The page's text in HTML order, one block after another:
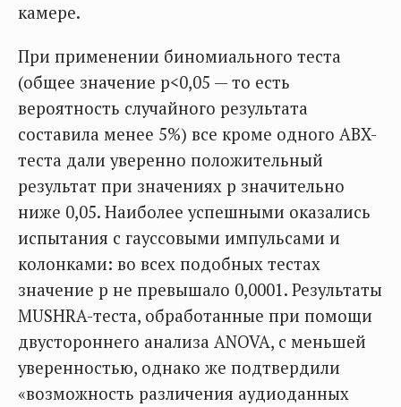
камере.
При применении биномиального теста
(общее значение p<0,05 — то есть
вероятность случайного результата
составила менее 5%) все кроме одного ABX-
теста дали уверенно положительный
результат при значениях p значительно
ниже 0,05. Наиболее успешными оказались
испытания с гауссовыми импульсами и
колонками: во всех подобных тестах
значение p не превышало 0,0001. Результаты
MUSHRA-теста, обработанные при помощи
двустороннего анализа ANOVA, с меньшей
уверенностью, однако же подтвердили
«возможность различения аудиоданных